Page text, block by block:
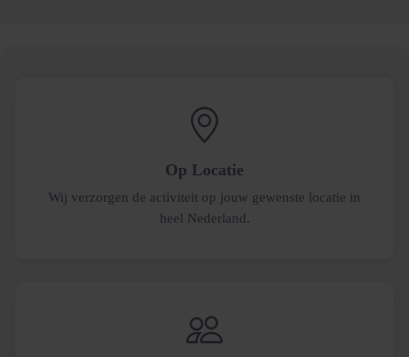
Op Locatie
Wij verzorgen de activiteit op jouw gewenste locatie in
heel Nederland.